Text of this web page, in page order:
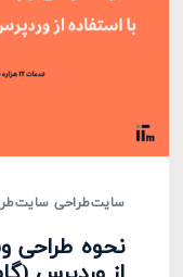
سایتطراحی سایت
نحوه طراحی